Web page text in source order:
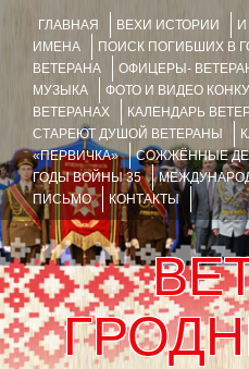
ГЛАВНАЯ ВЕХИ ИСТОРИИ
ИМЕНА
ПОИСК ПОГИБШИХ В
ВЕТЕРАНА
ОФИЦЕРЫ-
МУЗЫКА
ФОТО И ВИДЕО
ВЕТЕРАНАХ
КАЛЕНДАРЬ
СТАРЕЮТ ДУШОЙ ВЕТЕРАНЫ
«ПЕРВИЧКА»
СОЖЖЁННЫЕ
ГОДЫ ВОЙНЫ 35
ПИСЬМО
КОНТАКТЫ